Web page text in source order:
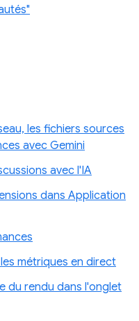
les fichiers sources
avec Gemini
avec l'IA
dans Application
métriques en direct
du rendu dans l'onglet